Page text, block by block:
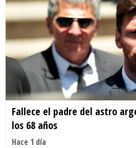
Fallece el padre del astro
los 68 años
Hace 1 día